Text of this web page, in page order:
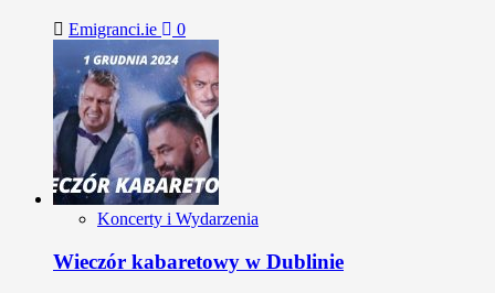
Emigranci.ie 0
Koncerty i Wydarzenia
Wieczór kabaretowy w Dublinie